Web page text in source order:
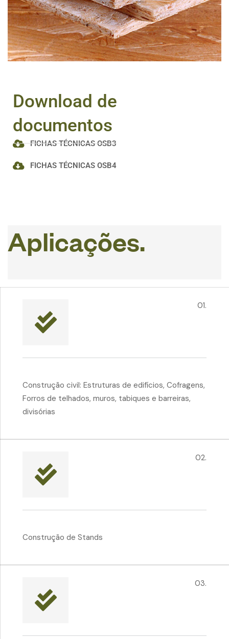
Download de
documentos
FICHAS TÉCNICAS OSB3
FICHAS TÉCNICAS OSB4
Aplicações.
01.
Construção civil: Estruturas de edifícios, Cofragens,
Forros de telhados, muros, tabiques e barreiras,
divisórias
02.
Construção de Stands
03.